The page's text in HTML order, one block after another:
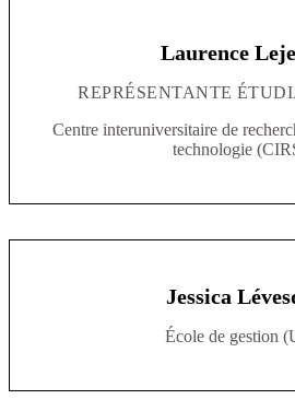
Laurence
REPRÉSENTANTE
Centre interuniversitaire de
technologie
Jessica
École de gestion